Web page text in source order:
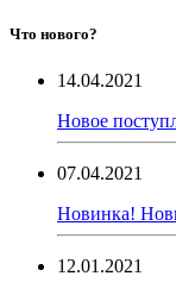
Что нового?
14.04.2021
Новое
07.04.2021
Новинка!
12.01.2021